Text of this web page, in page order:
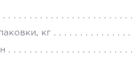
кг
на той же странице
по СМС